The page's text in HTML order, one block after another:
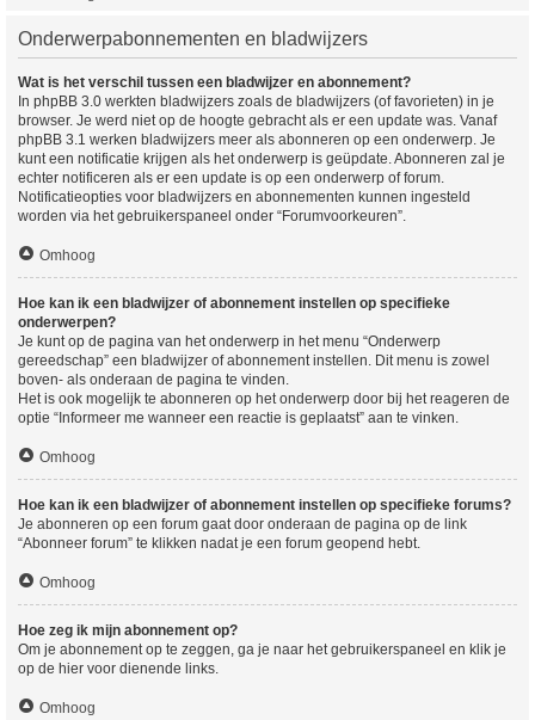
Onderwerpabonnementen en bladwijzers
Wat is het verschil tussen een bladwijzer en abonnement?
In phpBB 3.0 werkten bladwijzers zoals de bladwijzers (of favorieten) in je
browser. Je werd niet op de hoogte gebracht als er een update was. Vanaf
phpBB 3.1 werken bladwijzers meer als abonneren op een onderwerp. Je
kunt een notificatie krijgen als het onderwerp is geüpdate. Abonneren zal je
echter notificeren als er een update is op een onderwerp of forum.
Notificatieopties voor bladwijzers en abonnementen kunnen ingesteld
worden via het gebruikerspaneel onder “Forumvoorkeuren”.
Omhoog
Hoe kan ik een bladwijzer of abonnement instellen op specifieke
onderwerpen?
Je kunt op de pagina van het onderwerp in het menu “Onderwerp
gereedschap” een bladwijzer of abonnement instellen. Dit menu is zowel
boven- als onderaan de pagina te vinden.
Het is ook mogelijk te abonneren op het onderwerp door bij het reageren de
optie “Informeer me wanneer een reactie is geplaatst” aan te vinken.
Omhoog
Hoe kan ik een bladwijzer of abonnement instellen op specifieke forums?
Je abonneren op een forum gaat door onderaan de pagina op de link
“Abonneer forum” te klikken nadat je een forum geopend hebt.
Omhoog
Hoe zeg ik mijn abonnement op?
Om je abonnement op te zeggen, ga je naar het gebruikerspaneel en klik je
op de hier voor dienende links.
Omhoog